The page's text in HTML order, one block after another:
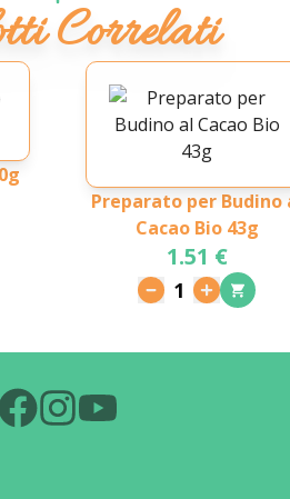
Correlati
Preparato per Budino
Cacao Bio 43g
1.51 €
1